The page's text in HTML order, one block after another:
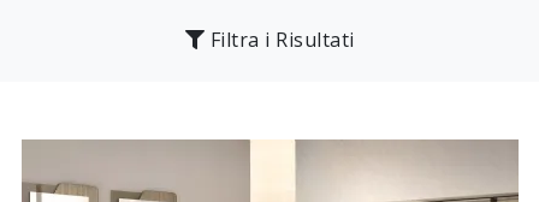
Filtra i Risultati